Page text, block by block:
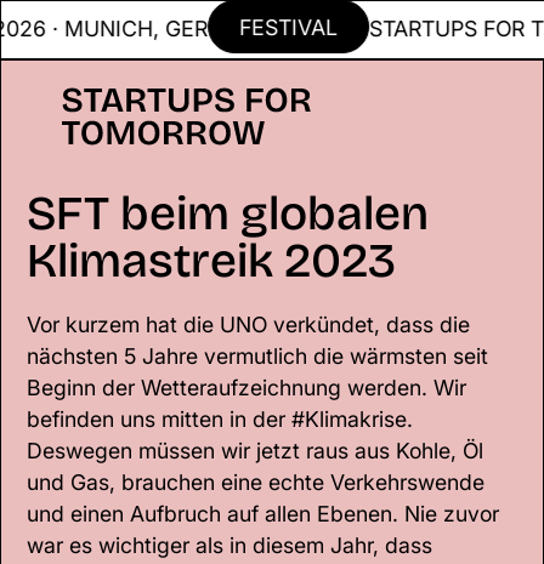
· MUNICH, GER FESTIVAL STARTUPS FOR
SFT beim globalen
Klimastreik 2023
Vor kurzem hat die UNO verkündet, dass die
nächsten 5 Jahre vermutlich die wärmsten seit
Beginn der Wetteraufzeichnung werden. Wir
befinden uns mitten in der #Klimakrise.
Deswegen müssen wir jetzt raus aus Kohle, Öl
und Gas, brauchen eine echte Verkehrswende
und einen Aufbruch auf allen Ebenen. Nie zuvor
war es wichtiger als in diesem Jahr, dass